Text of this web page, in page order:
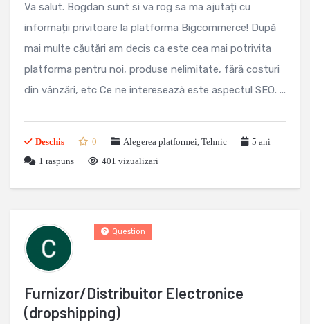
Va salut. Bogdan sunt si va rog sa ma ajutați cu
informații privitoare la platforma Bigcommerce! După
mai multe căutări am decis ca este cea mai potrivita
platforma pentru noi, produse nelimitate, fără costuri
din vânzări, etc Ce ne interesează este aspectul SEO. ...
Deschis 0 Alegerea platformei, Tehnic
5 ani
1 raspuns 401 vizualizari
Furnizor/Distribuitor Electronice
(dropshipping)
Question